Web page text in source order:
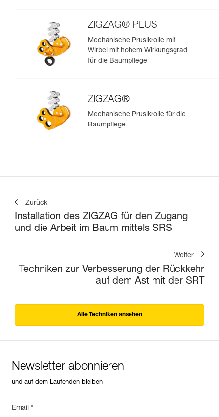
ZIGZAG® PLUS
Mechanische Prusikrolle mit
Wirbel mit hohem Wirkungsgrad
für die Baumpflege
ZIGZAG®
Mechanische Prusikrolle für die
Baumpflege
Zurück
Installation des ZIGZAG für den Zugang
und die Arbeit im Baum mittels SRS
Weiter
Techniken zur Verbesserung der Rückkehr
auf dem Ast mit der SRT
Alle Techniken ansehen
Newsletter abonnieren
und auf dem Laufenden bleiben
Email *